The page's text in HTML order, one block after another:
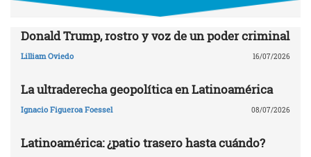
Donald Trump, rostro y voz de un poder criminal
Lilliam Oviedo 16/07/2026
La ultraderecha geopolítica en Latinoamérica
Ignacio Figueroa Foessel 08/07/2026
Latinoamérica: ¿patio trasero hasta cuándo?